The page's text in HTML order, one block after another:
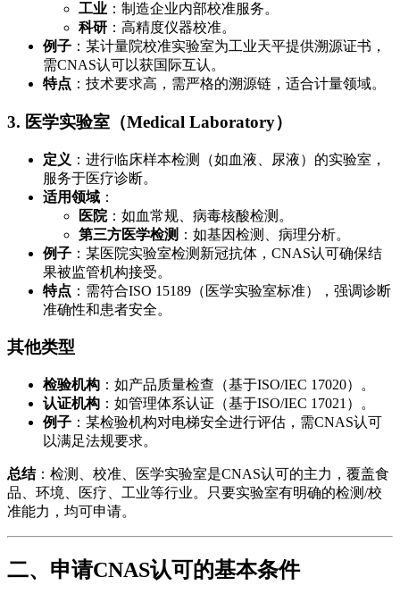
工业 ：制造企业内部校准服务。
科研 ：高精度仪器校准。
例子 ：某计量院校准实验室为工业天平提供溯源证书，
需CNAS认可以获国际互认。
特点 ：技术要求高，需严格的溯源链，适合计量领域。
3. 医学实验室（Medical Laboratory）
定义 ：进行临床样本检测（如血液、尿液）的实验室，
服务于医疗诊断。
适用领域 ：
医院：如血常规、病毒核酸检测。
第三方医学检测 ：如基因检测、病理分析。
例子 ：某医院实验室检测新冠抗体，CNAS认可确保结
果被监管机构接受。
特点 ：需符合ISO 15189（医学实验室标准），强调诊断
准确性和患者安全。
其他类型
检验机构 ：如产品质量检查（基于ISO/IEC 17020）。
认证机构 ：如管理体系认证（基于ISO/IEC 17021）。
例子 ：某检验机构对电梯安全进行评估，需CNAS认可
以满足法规要求。
总结：检测、校准、医学实验室是CNAS认可的主力，覆盖食
品、环境、医疗、工业等行业。只要实验室有明确的检测/校
准能力，均可申请。
二、申请CNAS认可的基本条件